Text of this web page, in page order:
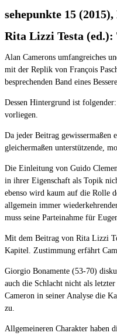
sehepunkte 15 (2015),
Rita Lizzi Testa (ed.):
Alan Camerons umfangreiches
mit der Replik von François
besprechenden Band eines
Dessen Hintergrund ist
vorliegen.
Da jeder Beitrag gewissermaßen
gleichermaßen unterstützende,
Die Einleitung von Guido
in ihrer Eigenschaft als Topik
ebenso wird kaum auf die Rolle
allgemein immer
muss seine Parteinahme für
Mit dem Beitrag von Rita Lizzi
Kapitel. Zustimmung erfährt
Giorgio Bonamente (53-70)
auch die Schlacht nicht als
Cameron in seiner Analyse die
zu.
Allgemeineren Charakter haben